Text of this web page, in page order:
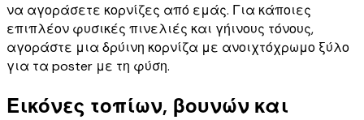
να αγοράσετε κορνίζες από εμάς. Για κάποιες
επιπλέον φυσικές πινελιές και γήινους τόνους,
αγοράστε μια δρύινη κορνίζα με ανοιχτόχρωμο ξύλο
για τα poster με τη φύση.
Εικόνες τοπίων, βουνών και